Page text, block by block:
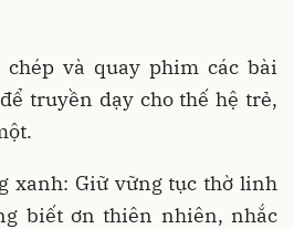
và quay phim các bài
truyền dạy cho thế hệ trẻ,
xanh: Giữ vững tục thờ linh
biết ơn thiên nhiên, nhắc